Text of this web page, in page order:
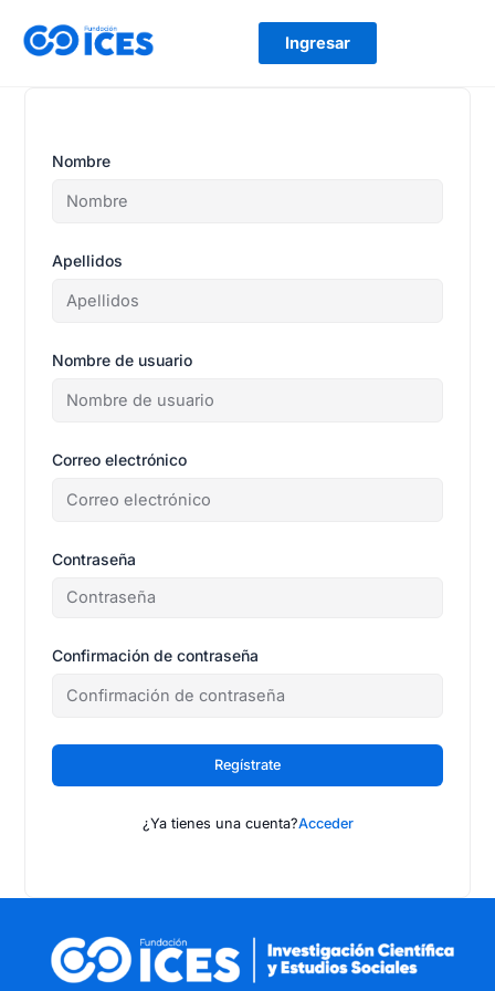
contenido
Ingresar
Nombre
Apellidos
Nombre de usuario
Correo electrónico
Contraseña
Confirmación de contraseña
Regístrate
¿Ya tienes una cuenta?Acceder